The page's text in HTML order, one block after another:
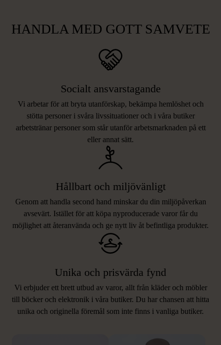
HANDLA MED GOTT SAMVETE
Socialt ansvarstagande
Vi arbetar för att bryta utanförskap, bekämpa hemlöshet och
stötta personer i svåra livssituationer och i våra butiker
arbetstränar personer som står utanför arbetsmarknaden på ett
eller annat sätt.
Hållbart och miljövänligt
Genom att handla second hand minskar du din miljöpåverkan
avsevärt. Istället för att köpa nyproducerade varor får du
möjlighet att återanvända och ge nytt liv åt befintliga produkter.
Unika och prisvärda fynd
Vi erbjuder ett brett utbud av varor, allt från kläder och möbler
till böcker och elektronik i våra butiker. Du har chansen att hitta
unika och originella föremål som inte finns i vanliga butiker.
LIKNANDE PRODUKTER
Hitta produkter som påminner om denna